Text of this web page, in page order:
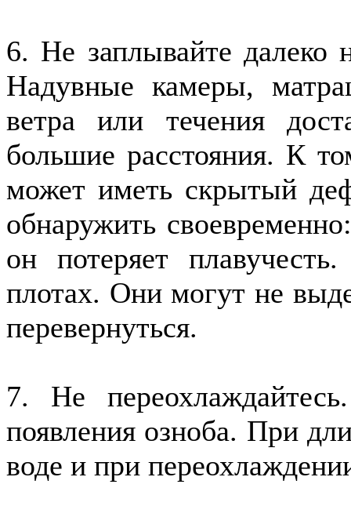
6. Не заплывайте далеко
Надувные камеры,
ветра или течения
большие расстояния. К
может иметь скрытый
обнаружить
он потеряет
плотах. Они могут не
перевернуться.
7. Не
появления озноба. При
воде и при